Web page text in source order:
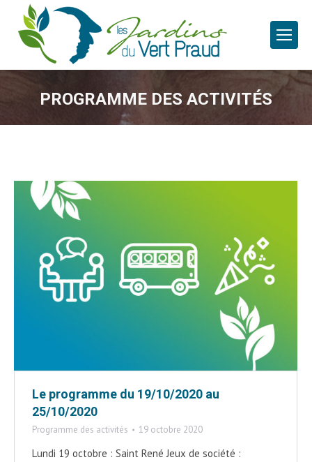
PROGRAMME DES ACTIVITÉS
Le programme du 19/10/2020 au
25/10/2020
Programme des activités 19 octobre 2020
Lundi 19 octobre : Saint René Jeux de société :